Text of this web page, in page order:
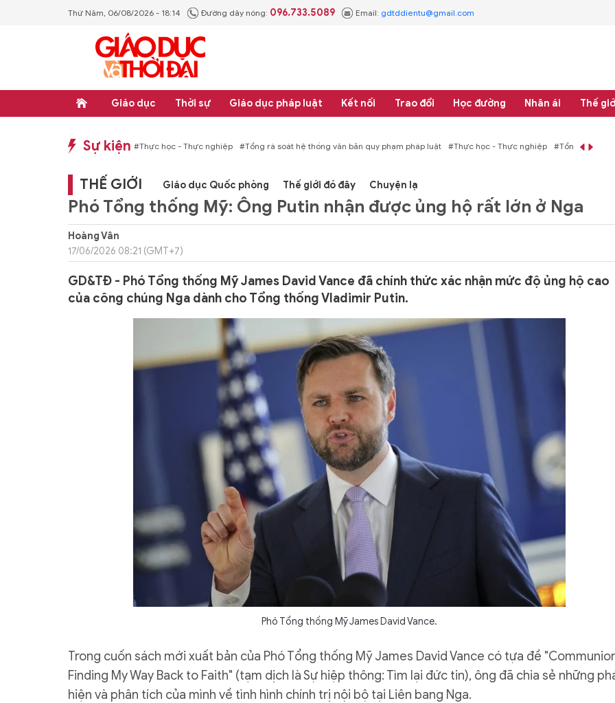
Thứ Năm, 06/08/2026 - 18:14 Đường dây nóng: 096.733.5089 Email: gdtddientu@gmail.com
Giáo dục Thời sự Giáo dục pháp luật Kết nối Trao đổi Học đường Nhân ái Thế
Sự kiện
văn bản quy phạm pháp luật #Thực học - Thực nghiệp #Tổng rà soát hệ thống văn bản quy phạm pháp luật #Thực học - Thực nghiệp #Tổng rà soát
THẾ GIỚI Giáo dục Quốc phòng Thế giới đó đây Chuyện lạ
Phó Tổng thống Mỹ: Ông Putin nhận được ủng hộ rất lớn ở Nga
Hoàng Vân
17/06/2026 08:21 (GMT+7)
GD&TĐ - Phó Tổng thống Mỹ James David Vance đã chính thức xác nhận mức độ ủng hộ cao
của công chúng Nga dành cho Tổng thống Vladimir Putin.
Phó Tổng thống Mỹ James David Vance.
Trong cuốn sách mới xuất bản của Phó Tổng thống Mỹ James David Vance có tựa đề
Finding My Way Back to Faith" (tạm dịch là Sự hiệp thông: Tìm lại đức tin), ông đã chia sẻ những
hiện và phân tích của mình về tình hình chính trị nội bộ tại Liên bang Nga.